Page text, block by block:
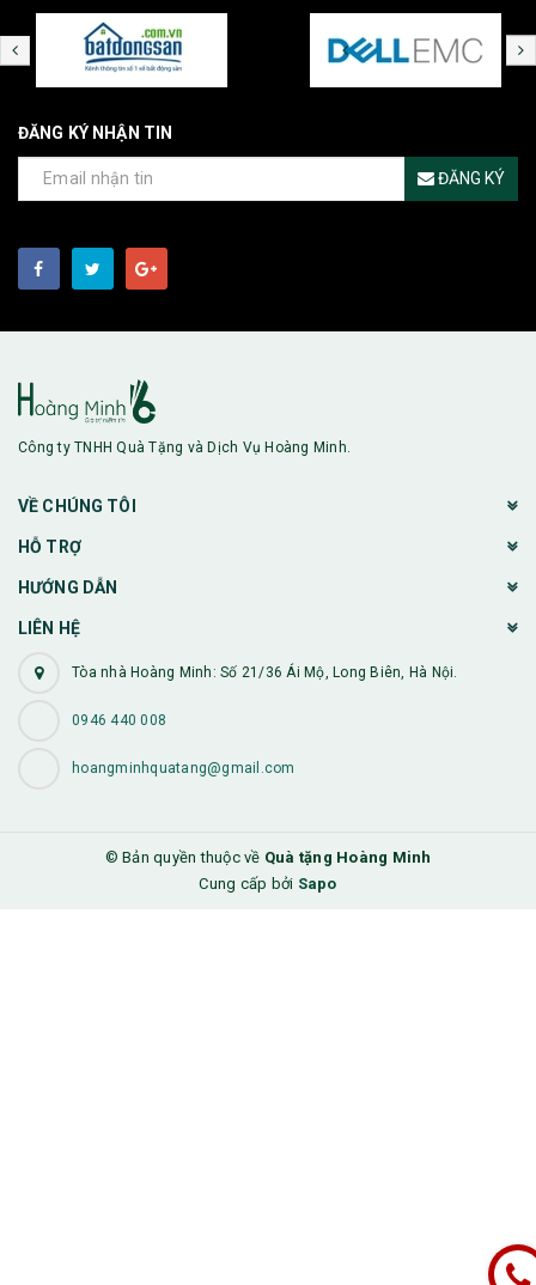
ĐĂNG KÝ NHẬN TIN
ĐĂNG KÝ
Công ty TNHH Quà Tặng và Dịch Vụ Hoàng Minh.
VỀ CHÚNG TÔI
HỖ TRỢ
HƯỚNG DẪN
LIÊN HỆ
Tòa nhà Hoàng Minh: Số 21/36 Ái Mộ, Long Biên, Hà Nội.
0946 440 008
hoangminhquatang@gmail.com
© Bản quyền thuộc về Quà tặng Hoàng Minh
Cung cấp bởi Sapo